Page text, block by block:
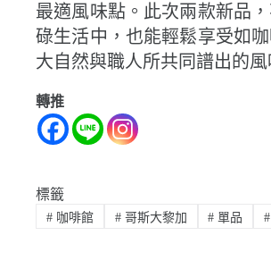
最適風味點。此次兩款新品
碌生活中，也能輕鬆享受如
大自然與職人所共同譜出的風
轉推
標籤
#咖啡館 #哥斯大黎加 # 單品 #